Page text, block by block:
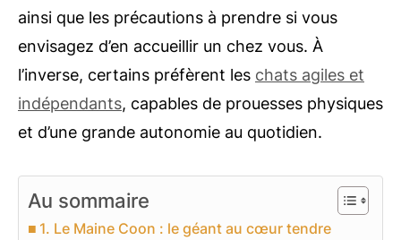
ainsi que les précautions à prendre si vous
envisagez d’en accueillir un chez vous. À
l’inverse, certains préfèrent les chats agiles et
indépendants, capables de prouesses physiques
et d’une grande autonomie au quotidien.
Au sommaire
1. Le Maine Coon : le géant au cœur tendre